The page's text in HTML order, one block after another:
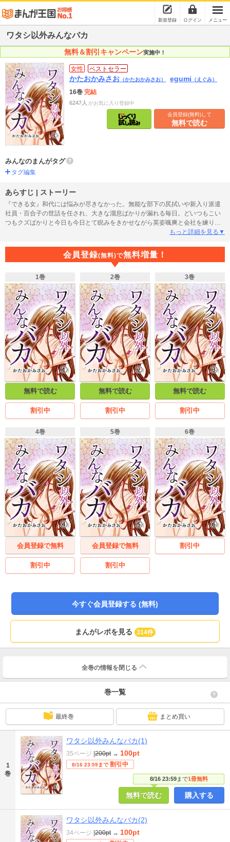
新規登録 ログイン メニュー
ワタシ以外みんなバカ
無料＆割引キャンペーン実施中！
女性 ベストセラー
かたおかみさお （かたおかみさお） egumi （えぐみ）
16巻 完結
6247人 がお気に入り登録中
会員登録(無料)して
無料で読む
みんなのまんがタグ
タグ編集
あらすじ | ストーリー
『できる女』和代には悩みが尽きなかった。無能な部下の尻拭いや新入り派遣
社員・百合子の世話を任され、大きな溜息ばかりが漏れる毎日。どいつもこい
つもクズばかりと今日も今日とて睨みをきかせながら英姿颯爽と会社を練り歩
く、そんな彼女の唯一の心の安らぎは営業部・袴田との秘密の恋のアバンチュ
もっと詳細を見る▼
会員登録(無料)で無料増量！
1巻
無料で読む
割引中
2巻
無料で読む
割引中
3巻
無料で読む
割引中
4巻
会員登録で無料
割引中
5巻
会員登録で無料
割引中
6巻
割引中
今すぐ会員登録する (無料)
まんがレポを見る 314件
全巻の情報を 閉じる
巻一覧
最終巻 まとめ買い
1
巻
ワタシ以外みんなバカ(1)
8/16 23:59まで1冊無料
35ページ |200pt → 100pt
8/16 23:59まで 割引中
無料で読む 購入する
ワタシ以外みんなバカ(2)
34ページ |200pt → 100pt